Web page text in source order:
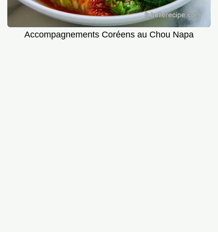
Accompagnements Coréens au Chou Napa